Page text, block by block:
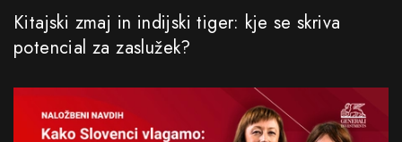
Kitajski zmaj in indijski tiger: kje se skriva
potencial za zaslužek?